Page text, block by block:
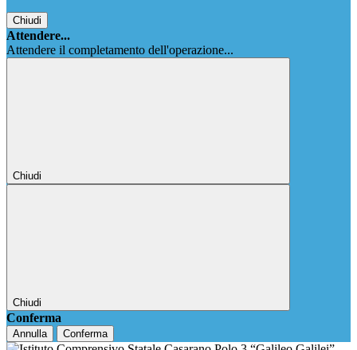
Chiudi
Attendere...
Attendere il completamento dell'operazione...
Chiudi
Chiudi
Conferma
Annulla Conferma